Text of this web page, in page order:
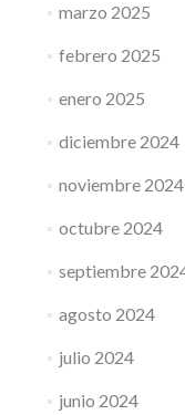
marzo 2025
febrero 2025
enero 2025
diciembre 2024
noviembre 2024
octubre 2024
septiembre
agosto 2024
julio 2024
junio 2024